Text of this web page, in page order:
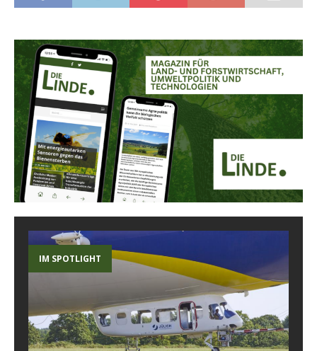
IM SPOTLIGHT